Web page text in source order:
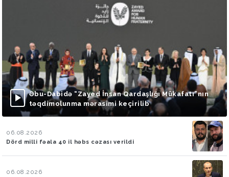
Əbu-Dabidə “Zayed İnsan Qardaşlığı Mükafatı”nın
təqdimolunma mərasimi keçirilib
06.08.2026
Dörd milli fəala 40 il həbs cəzası verildi
06.08.2026